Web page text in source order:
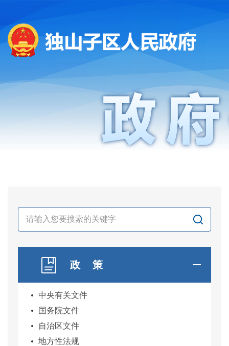
政 策
中央有关文件
国务院文件
自治区文件
地方性法规